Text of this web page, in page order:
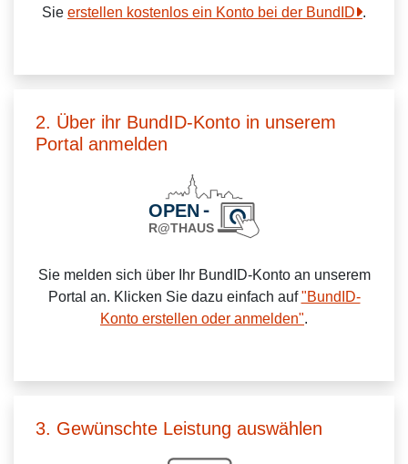
Sie erstellen kostenlos ein Konto bei der BundID .
2. Über ihr BundID-Konto in unserem
Portal anmelden
Sie melden sich über Ihr BundID-Konto an unserem
Portal an. Klicken Sie dazu einfach auf"BundID-
Konto erstellen oder anmelden".
3. Gewünschte Leistung auswählen